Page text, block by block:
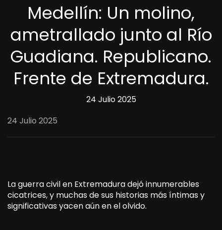
Medellín: Un molino,
ametrallado junto al Río
Guadiana. Republicano.
Frente de Extremadura.
24 Julio 2025
24 Julio 2025
La guerra civil en Extremadura dejó innumerables
cicatrices, y muchas de sus historias más íntimas y
significativas yacen aún en el olvido.